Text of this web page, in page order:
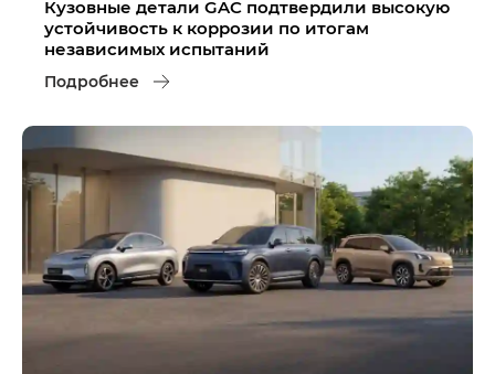
Кузовные детали GAC подтвердили высокую
устойчивость к коррозии по итогам
независимых испытаний
Подробнее